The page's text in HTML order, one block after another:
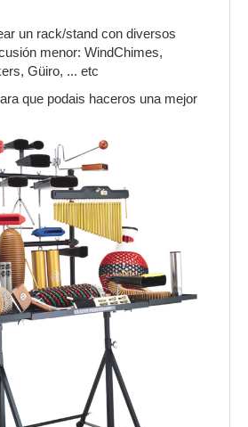
un rack/stand con diversos
menor: WindChimes,
Güiro, ... etc
que podais haceros una mejor